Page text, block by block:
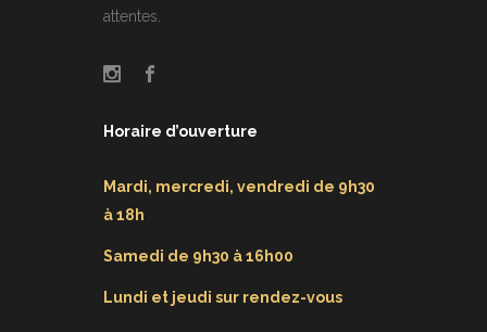
attentes.
Horaire d’ouverture
Mardi, mercredi, vendredi de 9h30
à 18h
Samedi de 9h30 à 16h00
Lundi et jeudi sur rendez-vous